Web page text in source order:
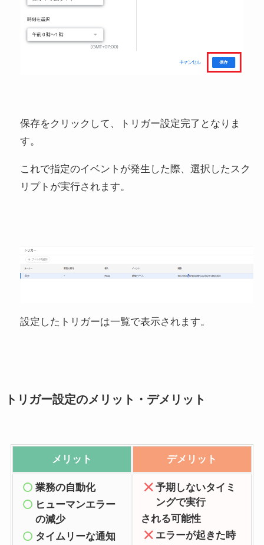
保存をクリックして、トリガー設定完了となりま
す。
これで指定のイベントが発生した際、選択したスク
リプトが実行されます。
設定したトリガーは一覧で表示されます。
トリガー設定のメリット・デメリット
メリット デメリット
業務の自動化
ヒューマンエラー
の減少
タイムリーな通知
予期しないタイミ
ングで実行
される可能性
エラーが起きた時